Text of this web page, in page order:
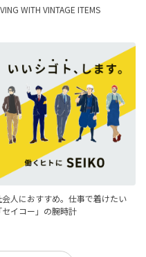
WITH VINTAGE ITEMS
会人におすすめ。仕事で着けたい
「セイコー」の腕時計